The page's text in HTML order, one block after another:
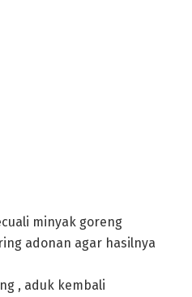
minyak goreng
adonan agar hasilnya
, aduk kembali